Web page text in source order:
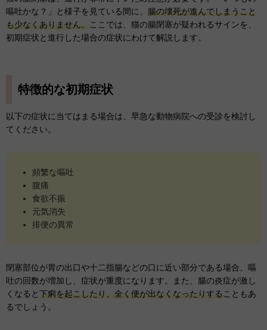
嘔吐かな？」と様子を見ている間に、 腸の壊死が進んでしまうこと
も少なくありません。ここでは、猫の腸閉塞が疑われるサインを、
初期症状と進行した場合の症状にわけて解説します。
特徴的な初期症状
以下の症状に当てはまる場合は、早急な動物病院への受診を検討し
てください。
頻繁な嘔吐
腹痛
食欲不振
元気消失
排便の異常
閉塞部位が胃の出口や十二指腸などの口に近い部分である場合、嘔
吐の回数が増加し、症状が重度になります。また、腸の炎症が激し
くなると下痢を起こしたり、全く便が出なくなったりすることもあ
るでしょう。